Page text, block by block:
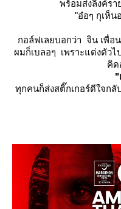
พร้อมส่งลิ้งค์ร
"อ๋อๆ กุเห็น
กอล์ฟเลยบอกว่า จิน เพื่อ
ผมก็เบลอๆ เพราะแต่งตัว
คิด
"
ทุกคนก็ส่งสติ๊กเกอร์ดีใจก